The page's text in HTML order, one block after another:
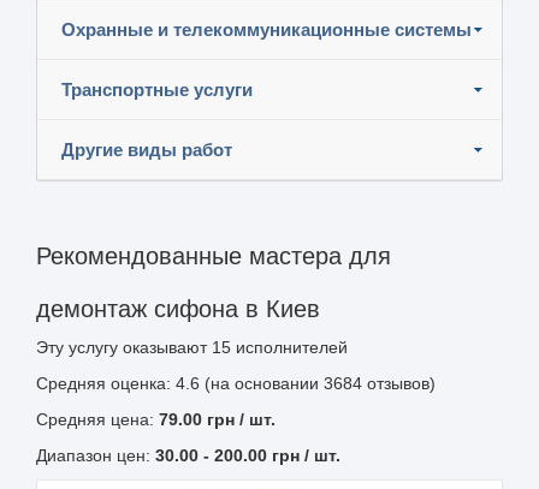
Охранные и телекоммуникационные системы
Транспортные услуги
Другие виды работ
Рекомендованные мастера для
демонтаж сифона в Киев
Эту услугу оказывают 15 исполнителей
Средняя оценка: 4.6 (на основании 3684 отзывов)
Средняя цена: 79.00 грн / шт.
Диапазон цен: 30.00 - 200.00 грн / шт.